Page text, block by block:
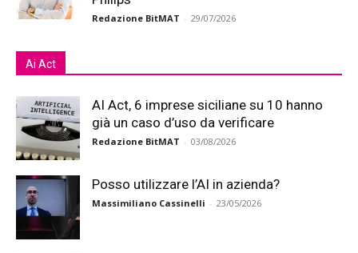
Redazione BitMAT - 29/07/2026
Ai Act
AI Act, 6 imprese siciliane su 10 hanno
già un caso d’uso da verificare
Redazione BitMAT - 03/08/2026
Posso utilizzare l’AI in azienda?
Massimiliano Cassinelli - 23/05/2026